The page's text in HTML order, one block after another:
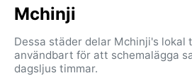
Mchinji
Dessa städer delar Mchinji's
användbart för att schemalägga
dagsljus timmar.